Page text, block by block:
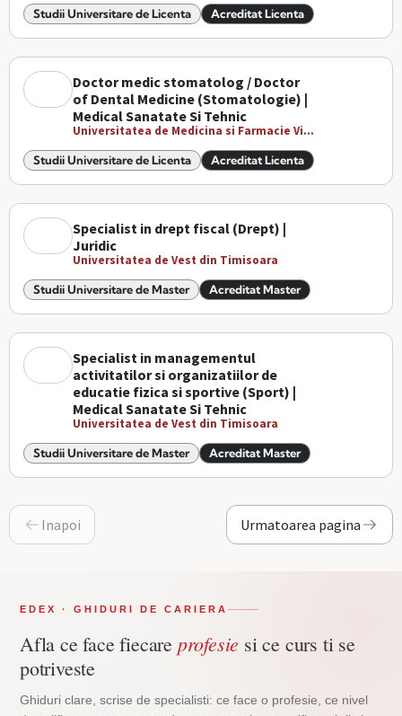
Studii Universitare de Licenta Acreditat Licenta
Doctor medic stomatolog / Doctor
of Dental Medicine (Stomatologie) |
Medical Sanatate Si Tehnic
Universitatea de Medicina si Farmacie Vi...
Studii Universitare de Licenta Acreditat Licenta
Specialist in drept fiscal (Drept) |
Juridic
Universitatea de Vest din Timisoara
Studii Universitare de Master Acreditat Master
Specialist in managementul
activitatilor si organizatiilor de
educatie fizica si sportive (Sport) |
Medical Sanatate Si Tehnic
Universitatea de Vest din Timisoara
Studii Universitare de Master Acreditat Master
Inapoi Urmatoarea pagina
EDEX · GHIDURI DE CARIERA
Afla ce face fiecare profesie si ce curs ti se
potriveste
Ghiduri clare, scrise de specialisti: ce face o profesie, ce nivel